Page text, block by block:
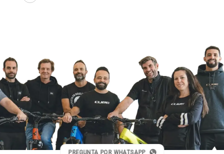
PREGUNTA POR WHATSAPP